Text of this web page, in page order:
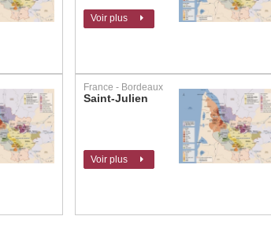
Voir plus
France - Bordeaux
Saint-Julien
Voir plus